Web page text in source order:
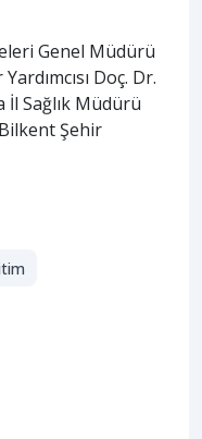
Genel Müdürü
Doç. Dr.
İl Sağlık Müdürü
Şehir